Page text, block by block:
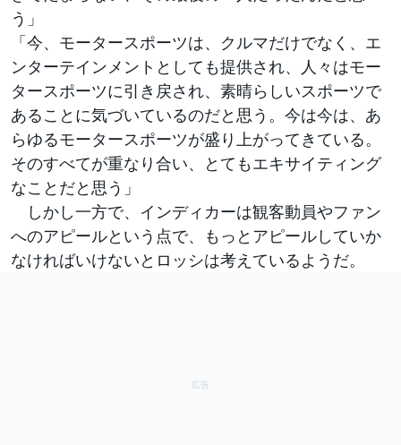
う」
「今、モータースポーツは、クルマだけでなく、エ
ンターテインメントとしても提供され、人々はモー
タースポーツに引き戻され、素晴らしいスポーツで
あることに気づいているのだと思う。今は今は、あ
らゆるモータースポーツが盛り上がってきている。
そのすべてが重なり合い、とてもエキサイティング
なことだと思う」
しかし一方で、インディカーは観客動員やファン
へのアピールという点で、もっとアピールしていか
なければいけないとロッシは考えているようだ。